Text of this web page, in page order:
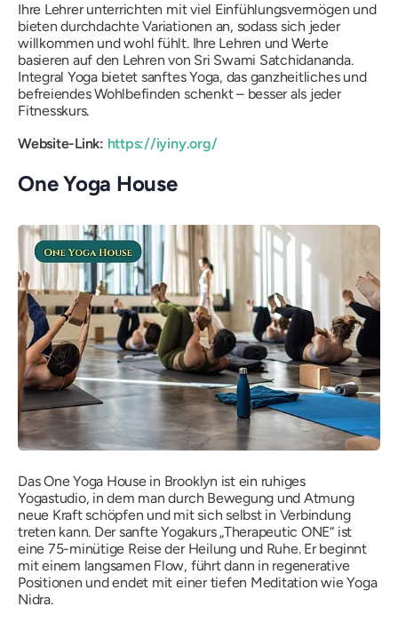
Ihre Lehrer unterrichten mit viel Einfühlungsvermögen und
bieten durchdachte Variationen an, sodass sich jeder
willkommen und wohl fühlt. Ihre Lehren und Werte
basieren auf den Lehren von Sri Swami Satchidananda.
Integral Yoga bietet sanftes Yoga, das ganzheitliches und
befreiendes Wohlbefinden schenkt – besser als jeder
Fitnesskurs.
Website-Link: https://iyiny.org/
One Yoga House
Das One Yoga House in Brooklyn ist ein ruhiges
Yogastudio, in dem man durch Bewegung und Atmung
neue Kraft schöpfen und mit sich selbst in Verbindung
treten kann. Der sanfte Yogakurs „Therapeutic ONE“ ist
eine 75-minütige Reise der Heilung und Ruhe. Er beginnt
mit einem langsamen Flow, führt dann in regenerative
Positionen und endet mit einer tiefen Meditation wie Yoga
Nidra.